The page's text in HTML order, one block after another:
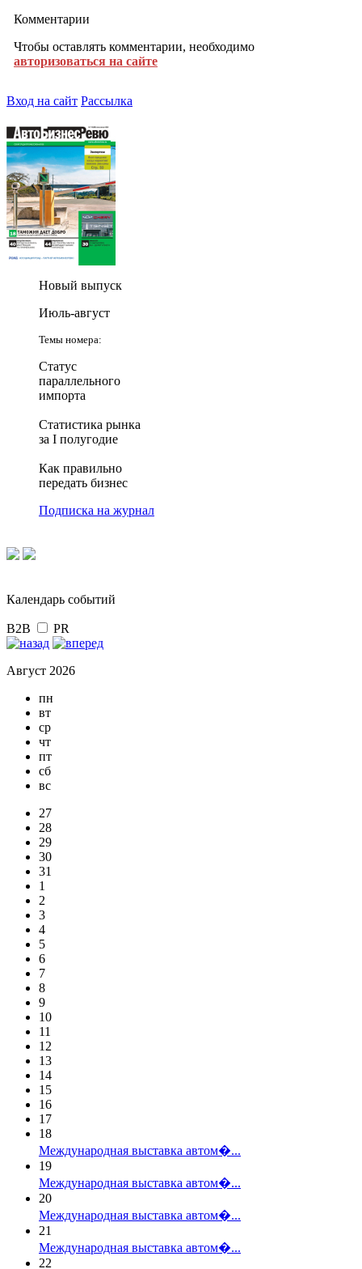
Комментарии
Чтобы оставлять комментарии, необходимо
авторизоваться на сайте
Вход на сайт Рассылка
Новый выпуск
Июль-август
Темы номера:
Статус
параллельного
импорта
Статистика рынка
за I полугодие
Как правильно
передать бизнес
Подписка на журнал
Календарь событий
B2B PR
Август 2026
пн
вт
ср
чт
пт
сб
вс
27
28
29
30
31
1
2
3
4
5
6
7
8
9
10
11
12
13
14
15
16
17
18
Международная выставка автом�...
19
Международная выставка автом�...
20
Международная выставка автом�...
21
Международная выставка автом�...
22